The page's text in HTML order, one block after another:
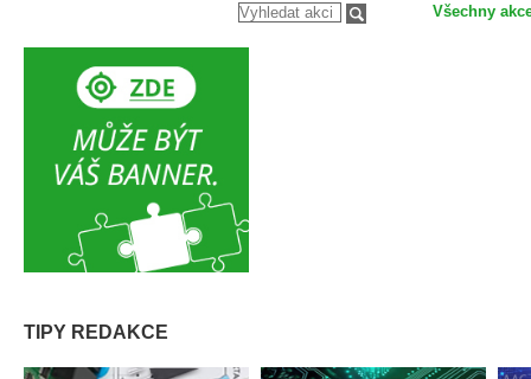
Všechny
TIPY REDAKCE